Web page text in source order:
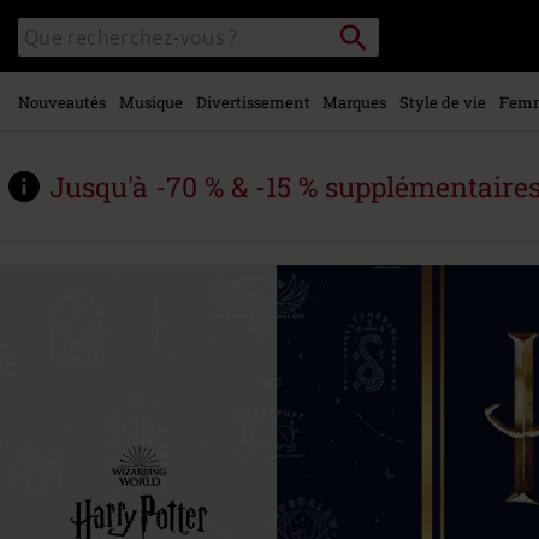
contenu
principal
Rechercher
sur
le
catalogue
Rechercher
Nouveautés Musique Divertissement Marques Style de vie
Jusqu'à -70 % & -15 %